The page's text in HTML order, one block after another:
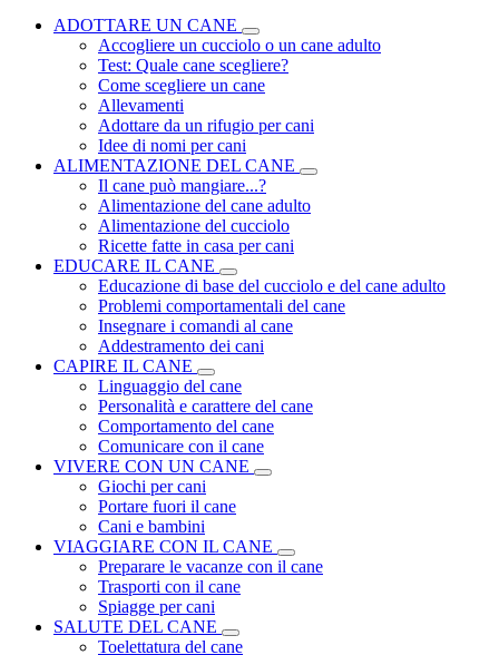
ADOTTARE UN CANE
Accogliere un cucciolo o un cane adulto
Test: Quale cane scegliere?
Come scegliere un cane
Allevamenti
Adottare da un rifugio per cani
Idee di nomi per cani
ALIMENTAZIONE DEL CANE
Il cane può mangiare...?
Alimentazione del cane adulto
Alimentazione del cucciolo
Ricette fatte in casa per cani
EDUCARE IL CANE
Educazione di base del cucciolo e del cane adulto
Problemi comportamentali del cane
Insegnare i comandi al cane
Addestramento dei cani
CAPIRE IL CANE
Linguaggio del cane
Personalità e carattere del cane
Comportamento del cane
Comunicare con il cane
VIVERE CON UN CANE
Giochi per cani
Portare fuori il cane
Cani e bambini
VIAGGIARE CON IL CANE
Preparare le vacanze con il cane
Trasporti con il cane
Spiagge per cani
SALUTE DEL CANE
Toelettatura del cane